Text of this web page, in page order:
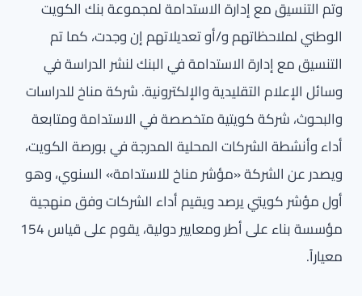
وتم التنسيق مع إدارة الاستدامة لمجموعة بنك الكويت
الوطني لملاحظاتهم و/أو تعديلاتهم إن وجدت، كما تم
التنسيق مع إدارة الاستدامة في البنك لنشر الدراسة في
وسائل الإعلام التقليدية والإلكترونية. شركة مناخ للدراسات
والبحوث، شركة كويتية متخصصة في الاستدامة ومتابعة
أداء وأنشطة الشركات المحلية المدرجة في بورصة الكويت،
ويصدر عن الشركة «مؤشر مناخ للاستدامة» السنوي، وهو
أول مؤشر كويتي يرصد ويقيم أداء الشركات وفق منهجية
مؤسسة بناء على أطر ومعايير دولية، يقوم على قياس 154
معياراً.